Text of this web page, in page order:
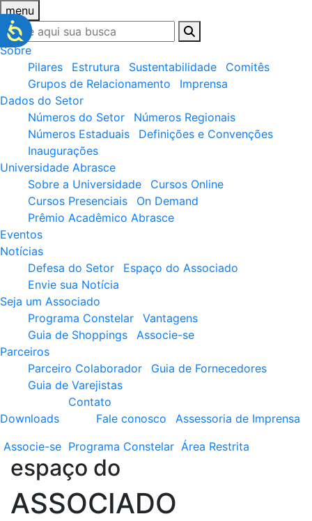
menu
Sobre
Pilares
Estrutura Sustentabilidade
Comitês
Grupos de Relacionamento
Imprensa
Dados do Setor
Números do Setor
Números Regionais
Números Estaduais
Definições e Convenções
Inaugurações
Universidade Abrasce
Sobre a Universidade
Cursos Online
Cursos Presenciais
On Demand
Prêmio Acadêmico Abrasce
Eventos
Notícias
Defesa do Setor
Espaço do Associado
Envie sua Notícia
Seja um Associado
Programa Constelar
Vantagens
Guia de Shoppings
Associe-se
Parceiros
Parceiro Colaborador
Guia de Fornecedores
Guia de Varejistas
Downloads
Contato
Fale conosco
Assessoria de Imprensa
Associe-se Programa Constelar Área Restrita
espaço do
ASSOCIADO